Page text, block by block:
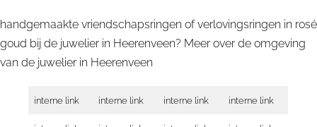
handgemaakte vriendschapsringen of verlovingsringen in rosé
goud bij de juwelier in Heerenveen? Meer over de omgeving
van de juwelier in Heerenveen
interne link interne link interne link interne link